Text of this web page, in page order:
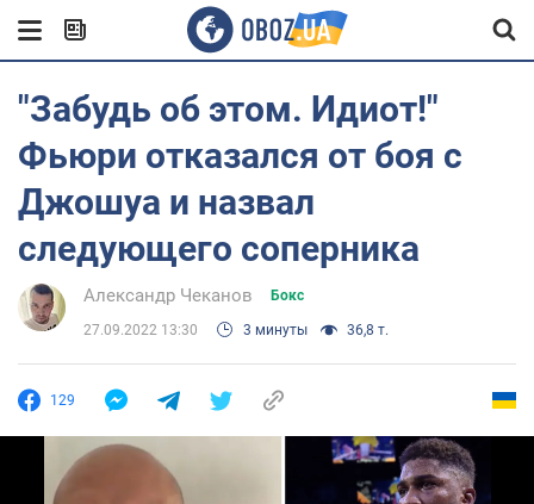
"Забудь об этом. Идиот!"
Фьюри отказался от боя с
Джошуа и назвал
следующего соперника
Александр Чеканов Бокс
27.09.2022 13:30 3 минуты 36,8 т.
129